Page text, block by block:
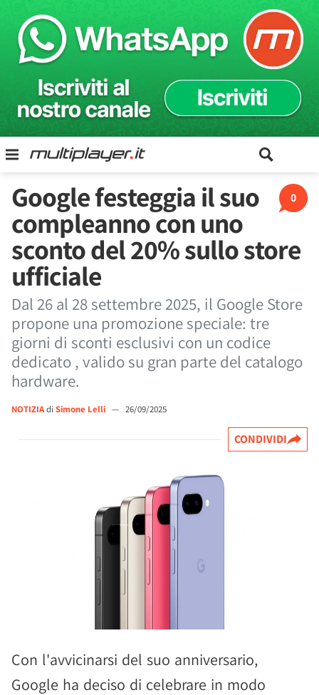
0
Google festeggia il suo
compleanno con uno
sconto del 20% sullo store
ufficiale
Dal 26 al 28 settembre 2025, il Google Store
propone una promozione speciale: tre
giorni di sconti esclusivi con un codice
dedicato , valido su gran parte del catalogo
hardware.
NOTIZIAdi Simone Lelli — 26/09/2025
CONDIVIDI
Con l'avvicinarsi del suo anniversario,
Google ha deciso di celebrare in modo